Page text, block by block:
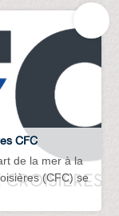
CFC
de la mer à la
(CFC) se